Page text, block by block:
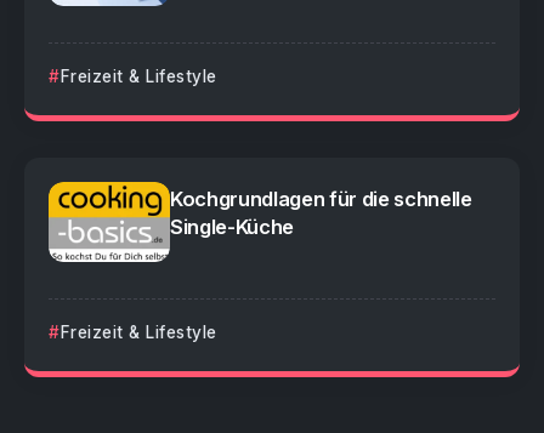
Freizeit & Lifestyle
Kochgrundlagen für die schnelle
Single-Küche
Freizeit & Lifestyle